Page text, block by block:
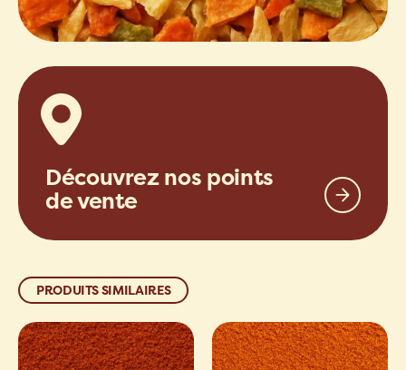
Découvrez nos points
de vente
PRODUITS SIMILAIRES